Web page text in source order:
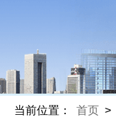
当前位置： 首页 >